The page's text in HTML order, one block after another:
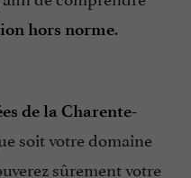
hors norme.
de la Charente-
soit votre domaine
sûrement votre